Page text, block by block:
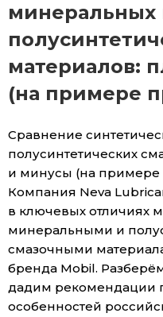
минеральных
материалов:
(на примере
Сравнение
полусинтетических
и минусы (на примере
Компания Neva
в ключевых отличиях
минеральными и
смазочными
бренда Mobil.
дадим рекомендации
особенностей